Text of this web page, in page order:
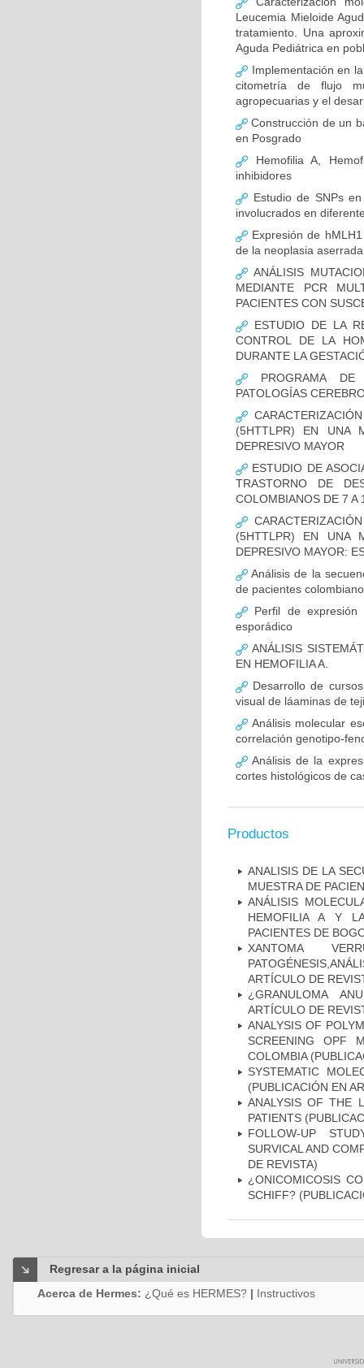
Leucemia Mieloide
tratamiento. Una
Aguda Pediátrica en
Implementación en
citometría de flujo
agropecuarias y el
Construcción de un
en Posgrado
Hemofilia A,
inhibidores
Estudio de SNPs
involucrados en
Expresión de
de la neoplasia
ANÁLISIS
MEDIANTE PCR
PACIENTES CON
ESTUDIO DE LA
CONTROL DE LA
DURANTE LA
PROGRAMA DE
PATOLOGÍAS
(5HTTLPR) EN UNA
DEPRESIVO MAYOR
ESTUDIO DE
TRASTORNO DE
COLOMBIANOS DE 7 A
(5HTTLPR) EN UNA
DEPRESIVO MAYOR:
Análisis de la
de pacientes
Perfil de expresión
esporádico
ANÁLISIS
EN HEMOFILIA A.
Desarrollo de
visual de láaminas de
Análisis molecular
correlación genotipo-
Análisis de la
cortes histológicos de
Productos
ANALISIS DE LA
MUESTRA DE
ANÁLISIS
HEMOFILIA A Y
PACIENTES DE
XANTOMA
ARTÍCULO DE
¿GRANULOMA
ARTÍCULO DE
ANALYSIS OF
SCREENING OPF
COLOMBIA
SYSTEMATIC
(PUBLICACIÓN EN
ANALYSIS OF THE
PATIENTS
FOLLOW-UP
SURVICAL AND
DE REVISTA)
¿ONICOMICOSIS
SCHIFF?
Regresar a la página inicial
Acerca de Hermes: ¿Qué es HERMES? | Instructivos